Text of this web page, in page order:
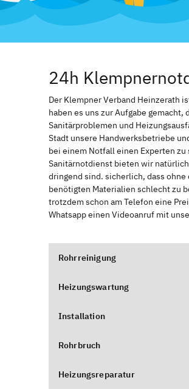
24h
Der Klempner Verband Heinzerath
haben es uns zur Aufgabe
Sanitärproblemen und
Stadt unsere Handwerksbetriebe
bei einem Notfall einen Experten
Sanitärnotdienst bieten wir
dringend sind. sicherlich, dass
benötigten Materialien schlecht zu
trotzdem schon am Telefon eine
Whatsapp einen Videoanruf mit
Rohrreinigung
Heizungswartung
Installation
Rohrbruch
Heizungsreparatur